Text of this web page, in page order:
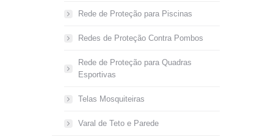
Rede de Proteção para Piscinas
Redes de Proteção Contra Pombos
Rede de Proteção para Quadras
Esportivas
Telas Mosquiteiras
Varal de Teto e Parede